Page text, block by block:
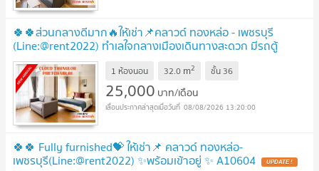
🍀🍀ส่วนกลางดีมาก🔥ให้เช่า📌คลาวด์ ทองหล่อ - เพชรบุรี
(Line:@rent2022) ทำเลใจกลางเมืองเดินทางสะดวก มีรถตู้
บริการ
1 ห้องนอน 32.0 m2 ชั้น 36
25,000 บาท/เดือน
08/08/2026 13:20:00
🍀🍀 Fully furnished💝 ให้เช่า📌 คลาวด์ ทองหล่อ-
เพชรบุรี(Line:@rent2022) ✨พร้อมเข้าอยู่ ✨ A10604